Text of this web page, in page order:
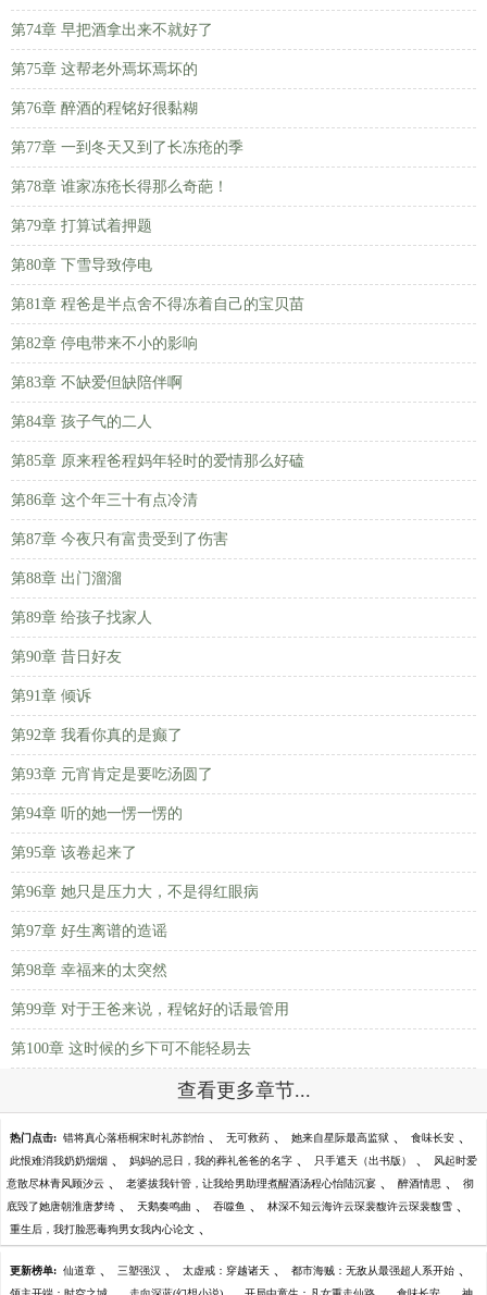
第74章 早把酒拿出来不就好了
第75章 这帮老外焉坏焉坏的
第76章 醉酒的程铭好很黏糊
第77章 一到冬天又到了长冻疮的季
第78章 谁家冻疮长得那么奇葩！
第79章 打算试着押题
第80章 下雪导致停电
第81章 程爸是半点舍不得冻着自己的宝贝苗
第82章 停电带来不小的影响
第83章 不缺爱但缺陪伴啊
第84章 孩子气的二人
第85章 原来程爸程妈年轻时的爱情那么好磕
第86章 这个年三十有点冷清
第87章 今夜只有富贵受到了伤害
第88章 出门溜溜
第89章 给孩子找家人
第90章 昔日好友
第91章 倾诉
第92章 我看你真的是癫了
第93章 元宵肯定是要吃汤圆了
第94章 听的她一愣一愣的
第95章 该卷起来了
第96章 她只是压力大，不是得红眼病
第97章 好生离谱的造谣
第98章 幸福来的太突然
第99章 对于王爸来说，程铭好的话最管用
第100章 这时候的乡下可不能轻易去
查看更多章节...
热门点击: 错将真心落梧桐宋时礼苏韵怡 、 无可救药 、 她来自星际最高监狱 、 食味长安 、
此恨难消我奶奶烟烟 、 妈妈的忌日，我的葬礼爸爸的名字 、 只手遮天（出书版） 、 风起时爱
意散尽林青风顾汐云 、 老婆拔我针管，让我给男助理煮醒酒汤程心怡陆沉宴 、 醉酒情思 、 彻
底毁了她唐朝淮唐梦绮 、 天鹅奏鸣曲 、 吞噬鱼 、 林深不知云海许云琛裴馥许云琛裴馥雪 、
重生后，我打脸恶毒狗男女我内心论文 、
更新榜单: 仙道章 、 三塑强汉 、 太虚戒：穿越诸天 、 都市海贼：无敌从最强超人系开始 、